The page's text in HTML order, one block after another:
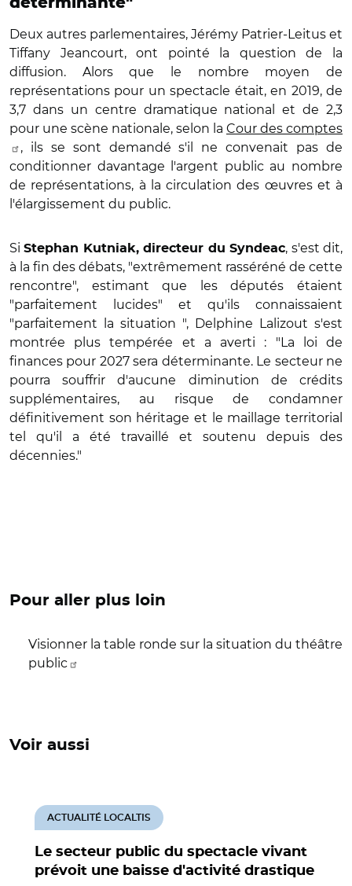
Deux autres parlementaires, Jérémy Patrier-Leitus et
Tiffany Jeancourt, ont pointé la question de la
diffusion. Alors que le nombre moyen de
représentations pour un spectacle était, en 2019, de
3,7 dans un centre dramatique national et de 2,3
pour une scène nationale, selon la Cour des comptes
, ils se sont demandé s'il ne convenait pas de
conditionner davantage l'argent public au nombre
de représentations, à la circulation des œuvres et à
l'élargissement du public.
SiStephan Kutniak, directeur du Syndeac, s'est dit,
à la fin des débats, "extrêmement rasséréné de cette
rencontre", estimant que les députés étaient
"parfaitement lucides" et qu'ils connaissaient
"parfaitement la situation ", Delphine Lalizout s'est
montrée plus tempérée et a averti : "La loi de
finances pour 2027 sera déterminante. Le secteur ne
pourra souffrir d'aucune diminution de crédits
supplémentaires, au risque de condamner
définitivement son héritage et le maillage territorial
tel qu'il a été travaillé et soutenu depuis des
décennies."
Pour aller plus loin
Visionner la table ronde sur la situation du théâtre
public
Voir aussi
Le secteur public du spectacle vivant
prévoit une baisse d'activité drastique
ACTUALITÉ LOCALTIS